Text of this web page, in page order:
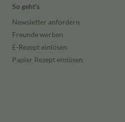
So geht's
Newsletter anfordern
Freunde werben
E-Rezept einlösen
Papier Rezept einlösen